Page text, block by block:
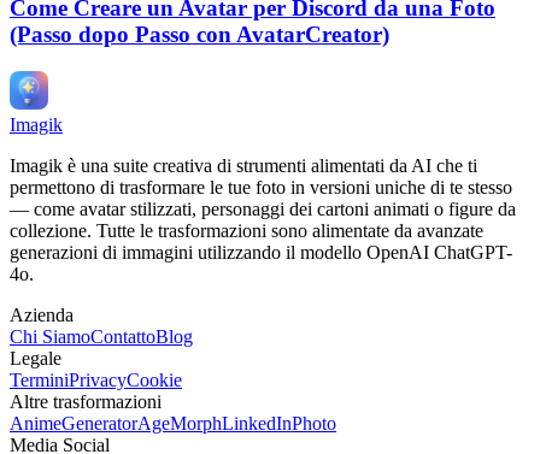
Come Creare un Avatar per Discord da una Foto
(Passo dopo Passo con AvatarCreator)
Imagik
Imagik è una suite creativa di strumenti alimentati da AI che ti
permettono di trasformare le tue foto in versioni uniche di te stesso
— come avatar stilizzati, personaggi dei cartoni animati o figure da
collezione. Tutte le trasformazioni sono alimentate da avanzate
generazioni di immagini utilizzando il modello OpenAI ChatGPT-
4o.
Azienda
Chi SiamoContattoBlog
Legale
TerminiPrivacyCookie
Altre trasformazioni
AnimeGeneratorAgeMorphLinkedInPhoto
Media Social